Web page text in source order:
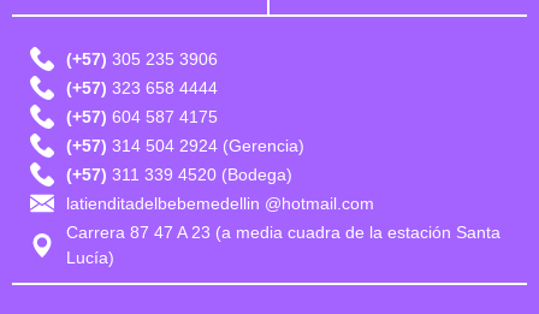
(+57) 305 235 3906
(+57) 323 658 4444
(+57) 604 587 4175
(+57) 314 504 2924 (Gerencia)
(+57) 311 339 4520 (Bodega)
latienditadelbebemedellin @hotmail.com
Carrera 87 47 A 23 (a media cuadra de la estación Santa
Lucía)